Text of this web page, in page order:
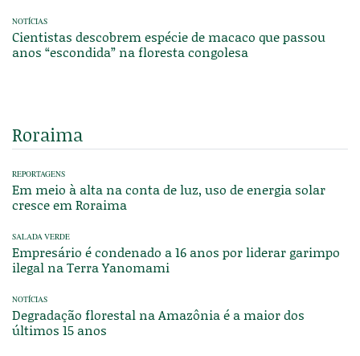
NOTÍCIAS
Cientistas descobrem espécie de macaco que passou
anos “escondida” na floresta congolesa
Roraima
REPORTAGENS
Em meio à alta na conta de luz, uso de energia solar
cresce em Roraima
SALADA VERDE
Empresário é condenado a 16 anos por liderar garimpo
ilegal na Terra Yanomami
NOTÍCIAS
Degradação florestal na Amazônia é a maior dos
últimos 15 anos